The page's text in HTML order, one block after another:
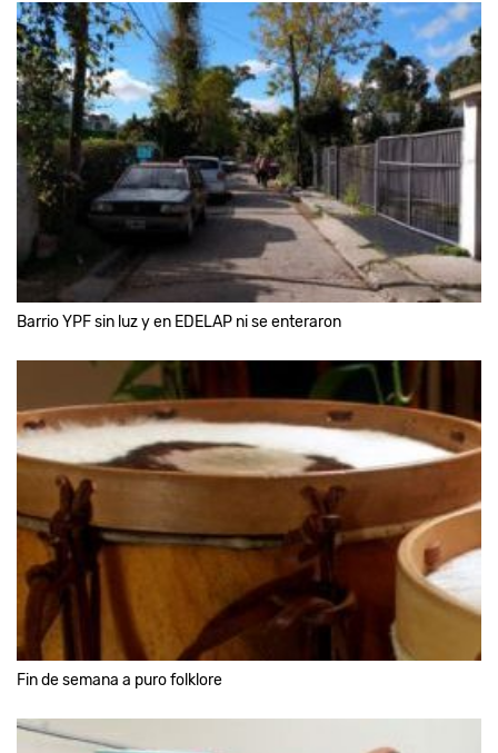
Barrio YPF sin luz y en EDELAP ni se enteraron
Fin de semana a puro folklore